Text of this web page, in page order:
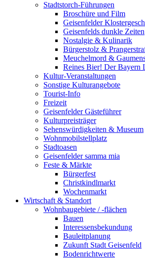
Stadtstorch-Führungen
Broschüre und Film
Geisenfelder
Geisenfelds dunkle Zeiten
Nostalgie & Kulinarik
Bürgerstolz &
Meuchelmord &
Reines Bier! Der Bayern
Kultur-Veranstaltungen
Sonstige Kulturangebote
Tourist-Info
Freizeit
Geisenfelder Gästeführer
Kulturpreisträger
Sehenswürdigkeiten & Museum
Wohnmobilstellplatz
Stadtoasen
Geisenfelder samma mia
Feste & Märkte
Bürgerfest
Christkindlmarkt
Wochenmarkt
Wirtschaft & Standort
Wohnbaugebiete / -flächen
Bauen
Interessensbekundung
Bauleitplanung
Zukunft Stadt Geisenfeld
Bodenrichtwerte